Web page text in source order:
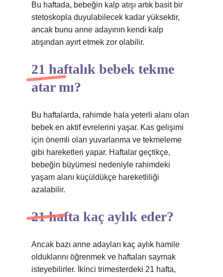
Bu haftada, bebeğin kalp atışı artık basit bir
stetoskopla duyulabilecek kadar yüksektir,
ancak bunu anne adayının kendi kalp
atışından ayırt etmek zor olabilir.
21 haftalık bebek tekme
atar mı?
Bu haftalarda, rahimde hala yeterli alanı olan
bebek en aktif evrelerini yaşar. Kas gelişimi
için önemli olan yuvarlanma ve tekmeleme
gibi hareketleri yapar. Haftalar geçtikçe,
bebeğin büyümesi nedeniyle rahimdeki
yaşam alanı küçüldükçe hareketliliği
azalabilir.
21 hafta kaç aylık eder?
Ancak bazı anne adayları kaç aylık hamile
olduklarını öğrenmek ve haftaları saymak
isteyebilirler. İkinci trimesterdeki 21 hafta,